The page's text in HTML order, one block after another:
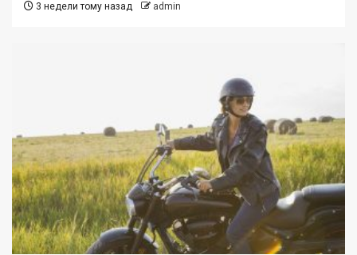
3 недели тому назад admin